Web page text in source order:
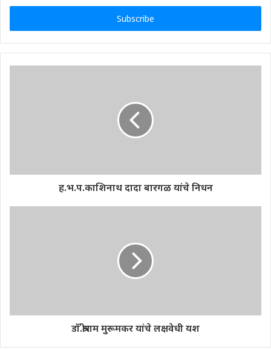
Email
ह.भ.प.काशिनाथ दादा बारगळ यांचे निधन
डॉ.श्रीराम मुरूमकर यांचे लक्षवेधी यश